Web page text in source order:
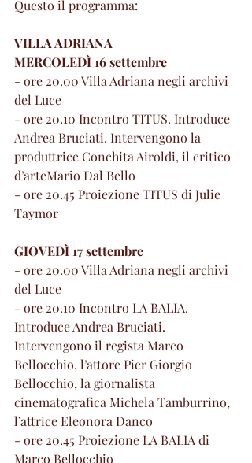
Questo il programma:
VILLA ADRIANA
MERCOLEDÌ 16 settembre
- ore 20.00 Villa Adriana negli archivi
del Luce
- ore 20.10 Incontro TITUS. Introduce
Andrea Bruciati. Intervengono la
produttrice Conchita Airoldi, il critico
d’arteMario Dal Bello
- ore 20.45 Proiezione TITUS di Julie
Taymor
GIOVEDÌ 17 settembre
- ore 20.00 Villa Adriana negli archivi
del Luce
- ore 20.10 Incontro LA BALIA.
Introduce Andrea Bruciati.
Intervengono il regista Marco
Bellocchio, l’attore Pier Giorgio
Bellocchio, la giornalista
cinematografica Michela Tamburrino,
l’attrice Eleonora Danco
- ore 20.45 Proiezione LA BALIA di
Marco Bellocchio